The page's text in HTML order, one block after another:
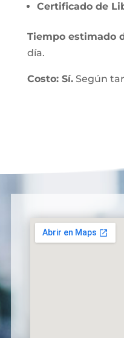
Certificado de
Tiempo estimado
día.
Costo: Sí.Según